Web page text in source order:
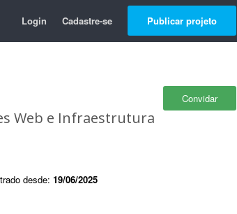
Login Cadastre-se Publicar projeto
Convidar
Web e Infraestrutura
desde: 19/06/2025